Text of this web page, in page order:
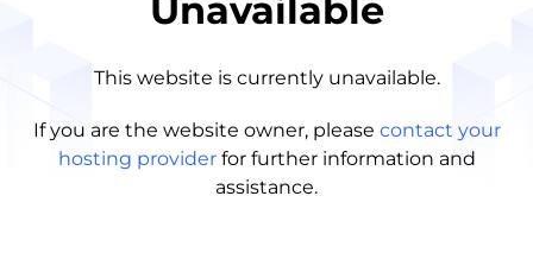
Unavailable
This website is currently unavailable.
If you are the website owner, please contact your
hosting provider for further information and
assistance.